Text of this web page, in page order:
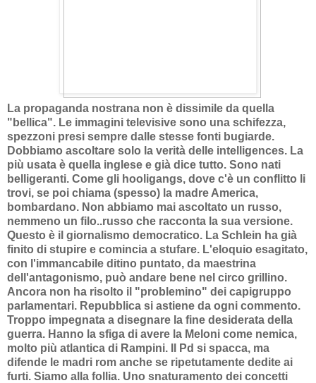
La propaganda nostrana non è dissimile da quella
"bellica". Le immagini televisive sono una schifezza,
spezzoni presi sempre dalle stesse fonti bugiarde.
Dobbiamo ascoltare solo la verità delle intelligences. La
più usata è quella inglese e già dice tutto. Sono nati
belligeranti. Come gli hooligangs, dove c'è un conflitto li
trovi, se poi chiama (spesso) la madre America,
bombardano. Non abbiamo mai ascoltato un russo,
nemmeno un filo..russo che racconta la sua versione.
Questo è il giornalismo democratico. La Schlein ha già
finito di stupire e comincia a stufare. L'eloquio esagitato,
con l'immancabile ditino puntato, da maestrina
dell'antagonismo, può andare bene nel circo grillino.
Ancora non ha risolto il "problemino" dei capigruppo
parlamentari. Repubblica si astiene da ogni commento.
Troppo impegnata a disegnare la fine desiderata della
guerra. Hanno la sfiga di avere la Meloni come nemica,
molto più atlantica di Rampini. Il Pd si spacca, ma
difende le madri rom anche se ripetutamente dedite ai
furti. Siamo alla follia. Uno snaturamento dei concetti